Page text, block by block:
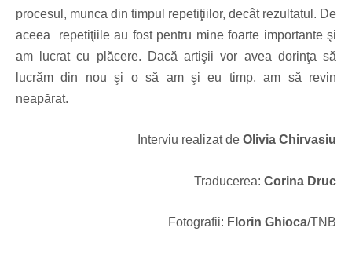
procesul, munca din timpul repetiţiilor, decât rezultatul. De
aceea repetiţiile au fost pentru mine foarte importante şi
am lucrat cu plăcere. Dacă artişii vor avea dorinţa să
lucrăm din nou şi o să am şi eu timp, am să revin
neapărat.
Interviu realizat de Olivia Chirvasiu
Traducerea: Corina Druc
Fotografii: Florin Ghioca/TNB